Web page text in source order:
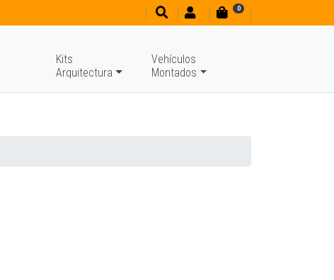
0
Kits
Arquitectura
Vehículos
Montados